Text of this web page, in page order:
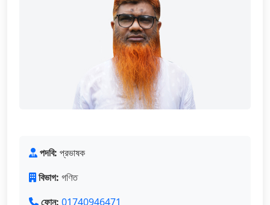
পদবি: প্রভাষক
বিভাগ: গণিত
ফোন: 01740946471